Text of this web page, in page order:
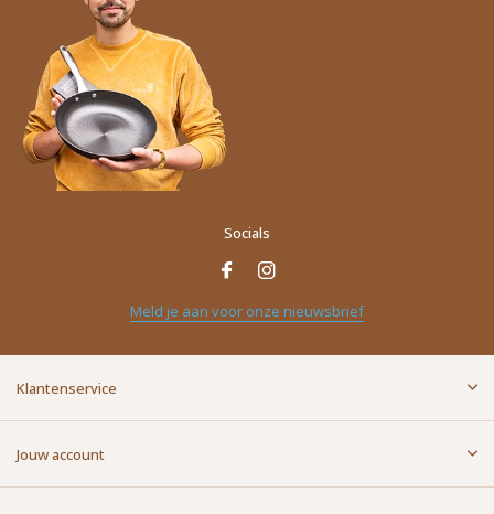
Socials
Meld je aan voor onze nieuwsbrief
Klantenservice
Jouw account